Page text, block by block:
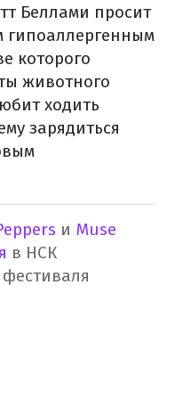
Беллами просит
гипоаллергенным
которого
животного
ходить
зарядиться
и Muse
в НСК